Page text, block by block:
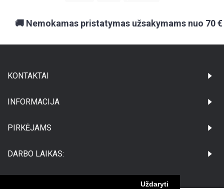
Uždaryti
🚚 Nemokamas pristatymas užsakymams nuo 70 €
KONTAKTAI
INFORMACIJA
PIRKĖJAMS
DARBO LAIKAS: